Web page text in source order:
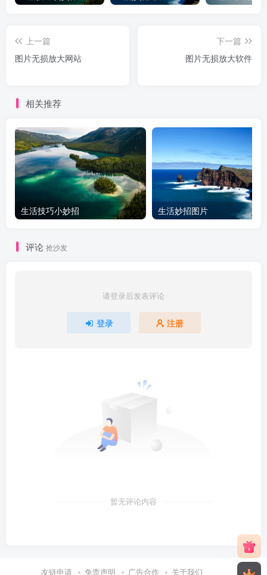
上一篇
图片无损放大网站
下一篇
图片无损放大软件
相关推荐
生活技巧小妙招 生活妙招图片
评论 抢沙发
请登录后发表评论
登录 注册
暂无评论内容
友链申请 免责声明 广告合作 关于我们